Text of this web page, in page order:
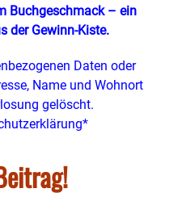
Buchgeschmack – ein
der Gewinn-Kiste.
Daten oder
Name und Wohnort
gelöscht.